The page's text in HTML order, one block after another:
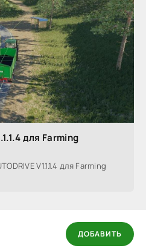
для Farming
V1.1.1.4 для Farming
ДОБАВИТЬ